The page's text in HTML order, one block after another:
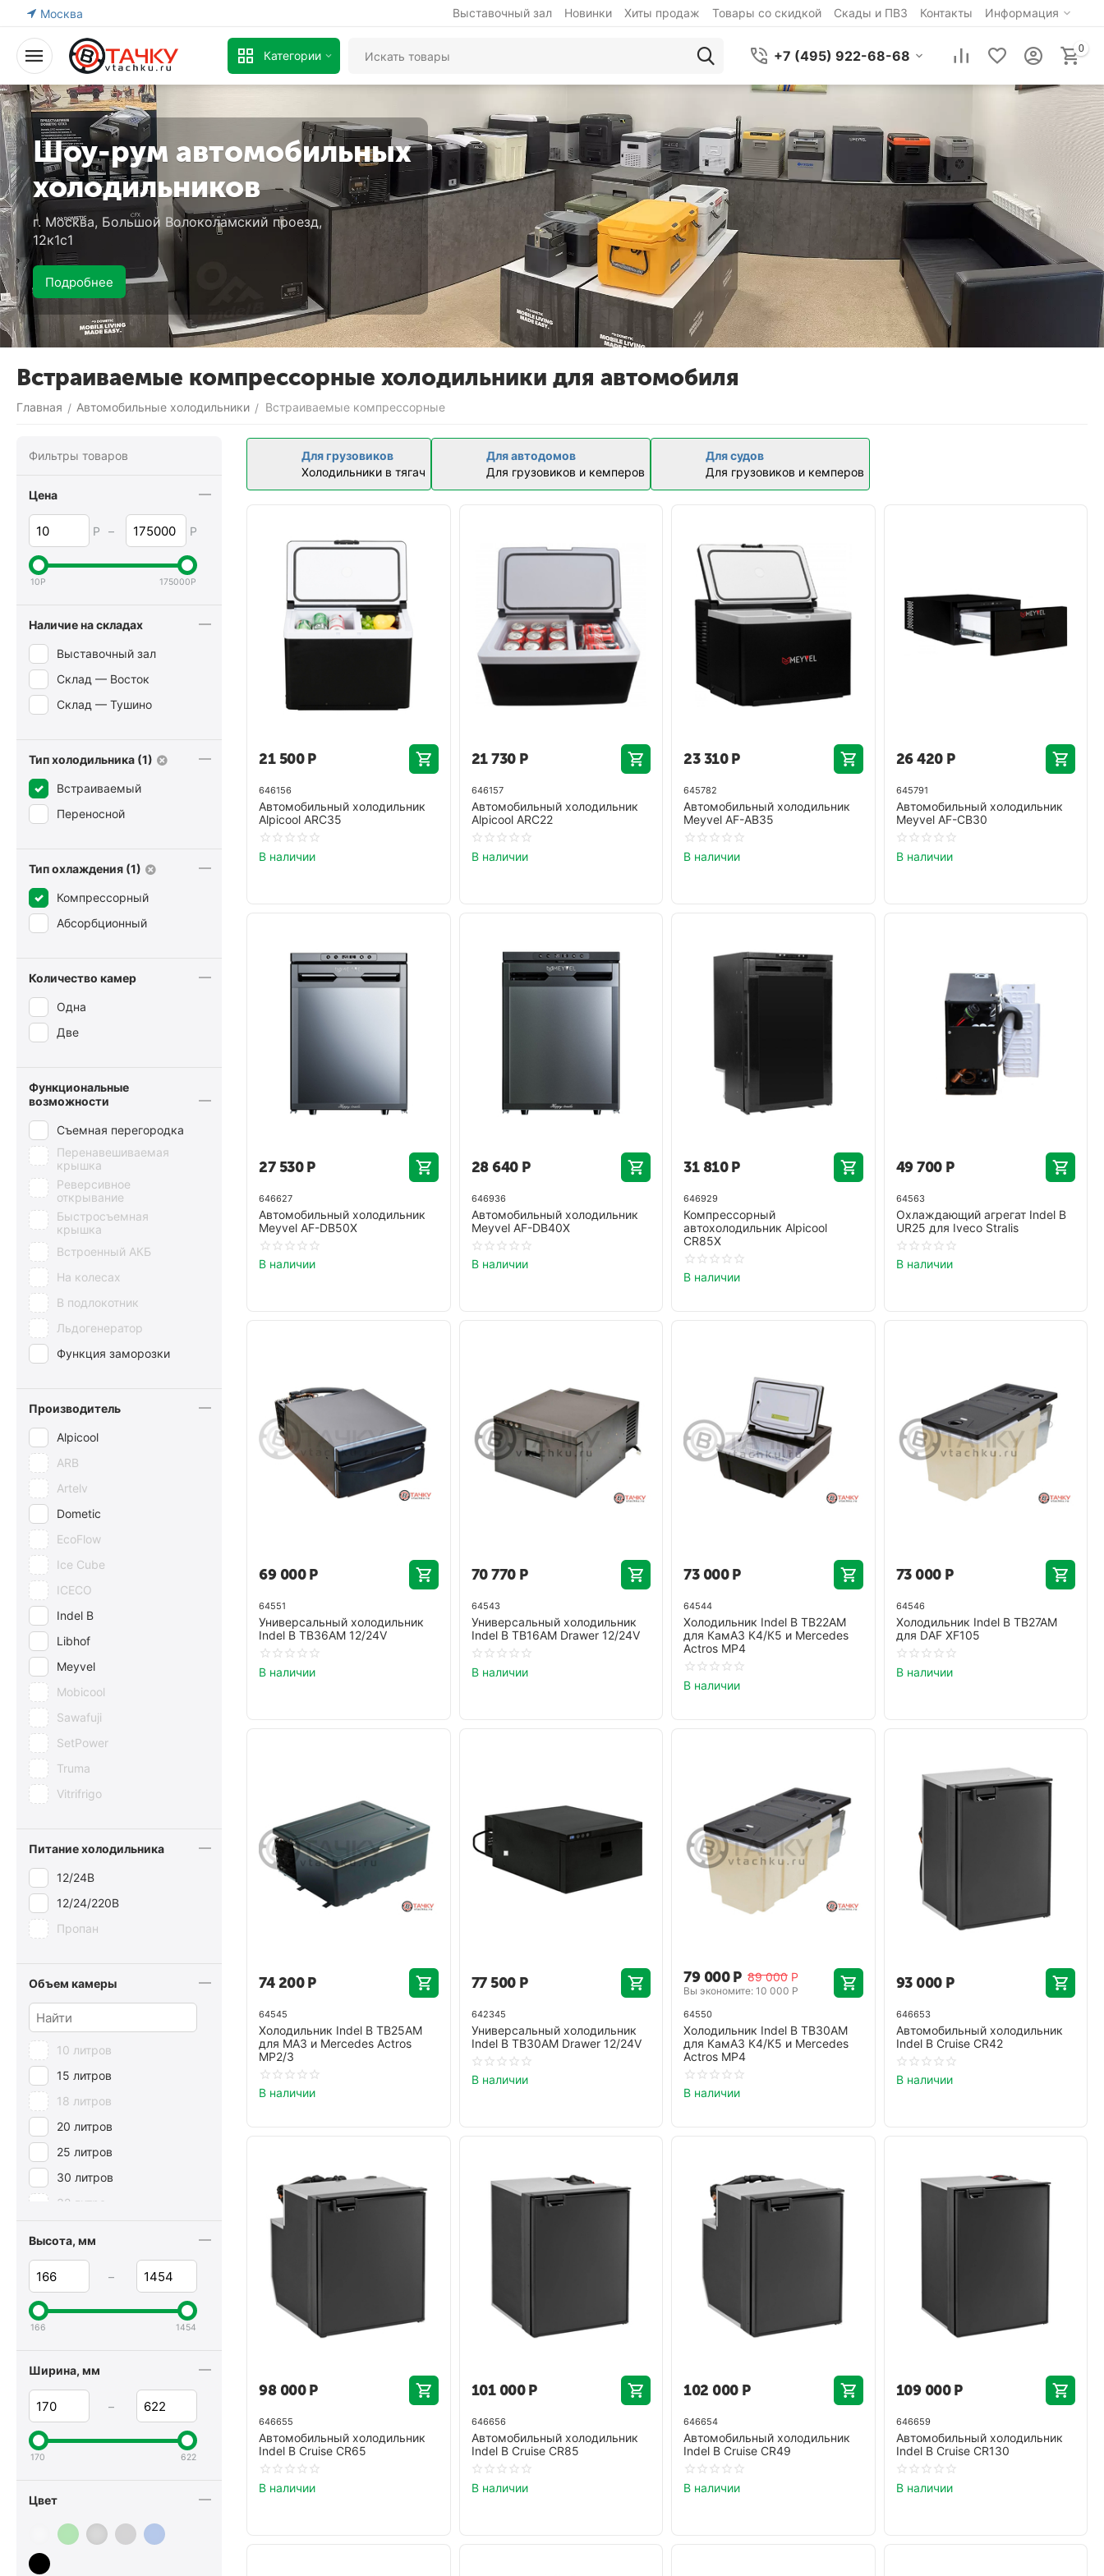
Москва Выставочный зал Новинки Хиты продаж Товары со скидкой Скады и ПВЗ Контакты Информация
Категории +7 (495) 922-68-68 0
Шоу-рум автомобильных
холодильников
г. Москва, Большой Волоколамский проезд,
12к1с1
Подробнее
Встраиваемые компрессорные холодильники для автомобиля
Главная / Автомобильные холодильники / Встраиваемые компрессорные
Для грузовиков
Холодильники в тягач
Для автодомов
Для грузовиков и кемперов
Для судов
Для грузовиков и кемперов
21 500 Р
646156
Автомобильный холодильник
Alpicool ARC35
В наличии
21 730 Р
646157
Автомобильный холодильник
Alpicool ARC22
В наличии
23 310 Р
645782
Автомобильный холодильник
Meyvel AF-AB35
В наличии
26 420 Р
645791
Автомобильный холодильник
Meyvel AF-CB30
В наличии
27 530 Р
646627
Автомобильный холодильник
Meyvel AF-DB50X
В наличии
28 640 Р
646936
Автомобильный холодильник
Meyvel AF-DB40X
В наличии
31 810 Р
646929
Компрессорный
автохолодильник Alpicool
CR85X
В наличии
49 700 Р
64563
Охлаждающий агрегат Indel B
UR25 для Iveco Stralis
В наличии
69 000 Р
64551
Универсальный холодильник
Indel B TB36AM 12/24V
В наличии
70 770 Р
64543
Универсальный холодильник
Indel B TB16AM Drawer 12/24V
В наличии
73 000 Р
64544
Холодильник Indel B TB22AM
для КамАЗ К4/К5 и Mercedes
Actros MP4
В наличии
73 000 Р
64546
Холодильник Indel B TB27AM
для DAF XF105
В наличии
74 200 Р
64545
Холодильник Indel B TB25AM
для МАЗ и Mercedes Actros
MP2/3
В наличии
77 500 Р
642345
Универсальный холодильник
Indel B TB30AM Drawer 12/24V
В наличии
89 000 Р
79 000 Р
Вы экономите: 10 000 Р
64550
Холодильник Indel B TB30AM
для КамАЗ К4/К5 и Mercedes
Actros MP4
В наличии
93 000 Р
646653
Автомобильный холодильник
Indel B Cruise CR42
В наличии
98 000 Р
646655
Автомобильный холодильник
Indel B Cruise CR65
В наличии
101 000 Р
646656
Автомобильный холодильник
Indel B Cruise CR85
В наличии
102 000 Р
646654
Автомобильный холодильник
Indel B Cruise CR49
В наличии
109 000 Р
646659
Автомобильный холодильник
Indel B Cruise CR130
В наличии
Фильтры товаров
Цена
Р – Р
10Р 175000Р
Наличие на складах
Выставочный зал
Склад — Восток
Склад — Тушино
Тип холодильника (1)
Встраиваемый
Переносной
Тип охлаждения (1)
Компрессорный
Абсорбционный
Количество камер
Одна
Две
Функциональные
возможности
Съемная перегородка
Перенавешиваемая
крышка
Реверсивное
открывание
Быстросъемная
крышка
Встроенный АКБ
На колесах
В подлокотник
Льдогенератор
Функция заморозки
Производитель
Alpicool
ARB
Artelv
Dometic
EcoFlow
Ice Cube
ICECO
Indel B
Libhof
Meyvel
Mobicool
Sawafuji
SetPower
Truma
Vitrifrigo
Питание холодильника
12/24В
12/24/220В
Пропан
Объем камеры
10 литров
15 литров
18 литров
20 литров
25 литров
30 литров
32 литра
37 литров
47 литров
50 литров
70 литров
Высота, мм
–
166 1454
Ширина, мм
–
170 622
Цвет